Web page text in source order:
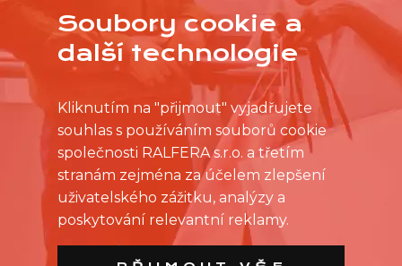
MOŽNOSTMI
Soubory cookie a
další technologie
Kliknutím na "přijmout" vyjadřujete
souhlas s používáním souborů cookie
společnosti RALFERA s.r.o. a třetím
stranám zejména za účelem zlepšení
uživatelského zážitku, analýzy a
poskytování relevantní reklamy.